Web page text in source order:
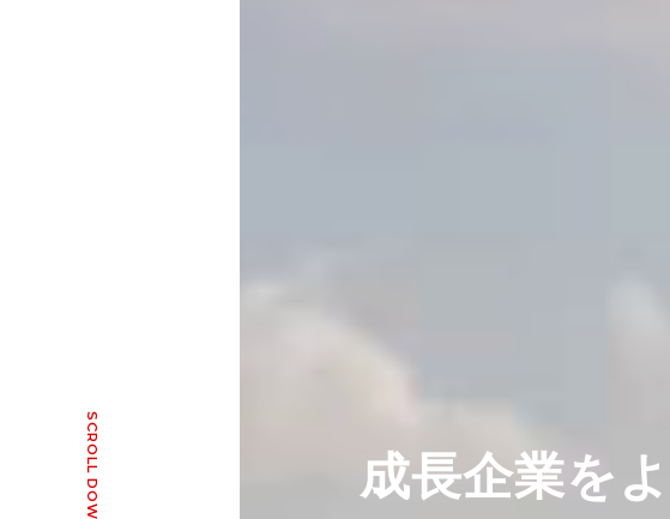
成長企業を
SCROLL DOWN